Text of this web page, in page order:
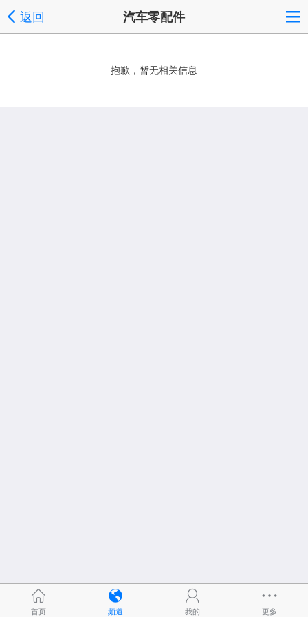
返回 汽车零配件
抱歉，暂无相关信息
首页 频道 我的 更多